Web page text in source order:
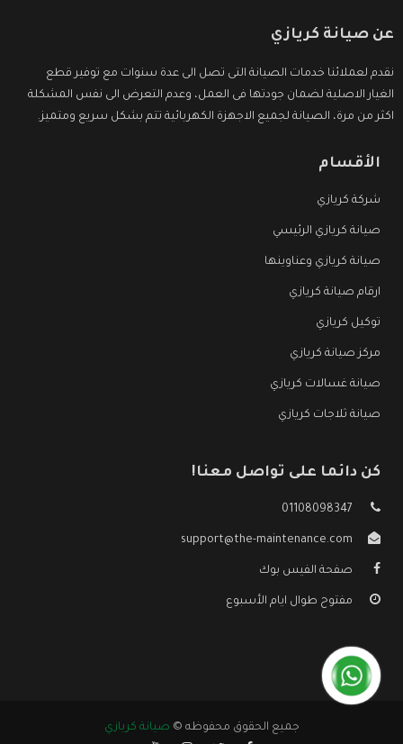
عن صيانة كريازي
نقدم لعملائنا خدمات الصيانة التى تصل الى عدة سنوات مع توفير قطع
الغيار الاصلية لضمان جودتها فى العمل، وعدم التعرض الى نفس المشكلة
اكثر من مرة، الصيانة لجميع الاجهزة الكهربائية تتم بشكل سريع ومتميز.
الأقسام
شركة كريازي
صيانة كريازي الرئيسي
صيانة كريازي وعناوينها
ارقام صيانة كريازي
توكيل كريازي
مركز صيانة كريازي
صيانة غسالات كريازي
صيانة ثلاجات كريازي
كن دائما على تواصل معنا!
01108098347
support@the-maintenance.com
صفحة الفيس بوك
مفتوح طوال ايام الأسبوع
جميع الحقوق محفوظه © صيانة كريازي